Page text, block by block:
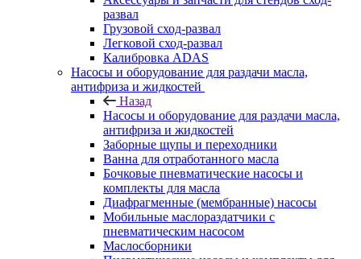
развал
Грузовой сход-развал
Легковой сход-развал
Калибровка ADAS
Насосы и оборудование для раздачи масла,
антифриза и жидкостей
Назад
Насосы и оборудование для раздачи масла,
антифриза и жидкостей
Заборные щупы и переходники
Ванна для отработанного масла
Бочковые пневматические насосы и
комплекты для масла
Диафрагменные (мембранные) насосы
Мобильные маслораздатчики с
пневматическим насосом
Маслосборники